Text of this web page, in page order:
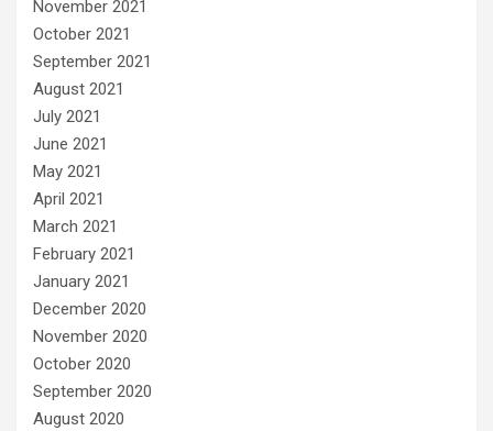
November 2021
October 2021
September 2021
August 2021
July 2021
June 2021
May 2021
April 2021
March 2021
February 2021
January 2021
December 2020
November 2020
October 2020
September 2020
August 2020